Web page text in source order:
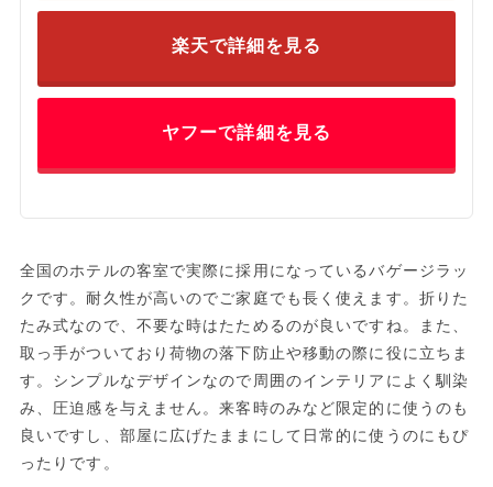
楽天で詳細を見る
ヤフーで詳細を見る
全国のホテルの客室で実際に採用になっているバゲージラッ
クです。耐久性が高いのでご家庭でも長く使えます。折りた
たみ式なので、不要な時はたためるのが良いですね。また、
取っ手がついており荷物の落下防止や移動の際に役に立ちま
す。シンプルなデザインなので周囲のインテリアによく馴染
み、圧迫感を与えません。来客時のみなど限定的に使うのも
良いですし、部屋に広げたままにして日常的に使うのにもぴ
ったりです。